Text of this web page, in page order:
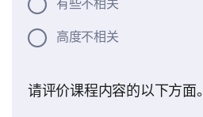
有些不相关
高度不相关
请评价课程内容的以下方面。